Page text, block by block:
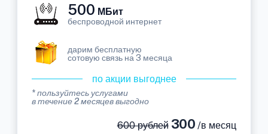
500 МБит
беспроводной интернет
дарим бесплатную
сотовую связь на 3 месяца
по акции выгоднее
* пользуйтесь услугами
в течение 2 месяцев выгодно
600 рублей300 /в месяц